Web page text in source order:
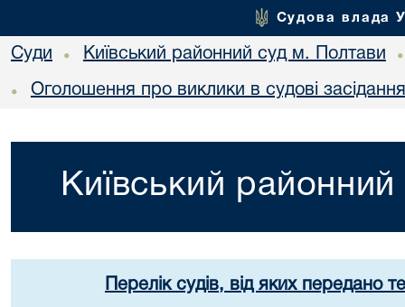
Судова влада
Суди • Київський районний суд м. Полтави •
• Оголошення про виклики в судові засідання
Київський
Перелік судів, від яких передано